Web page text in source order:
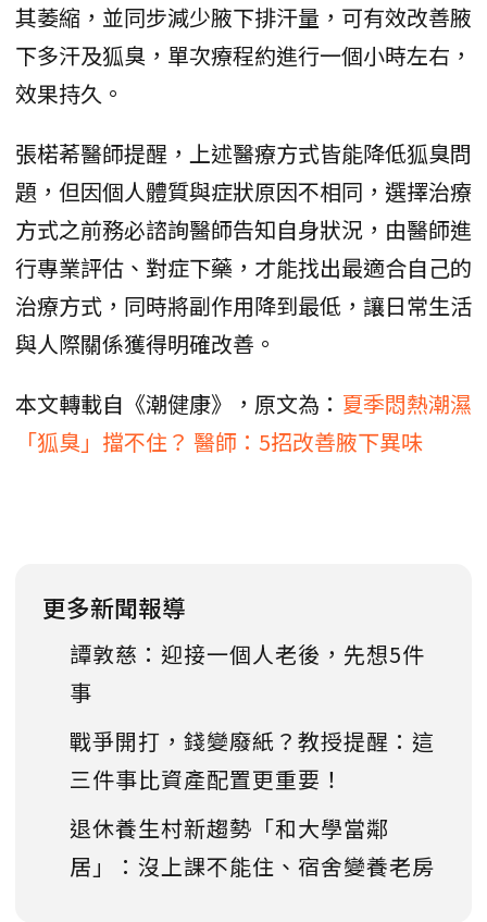
其萎縮，並同步減少腋下排汗量，可有效改善腋
下多汗及狐臭，單次療程約進行一個小時左右，
效果持久。
張楉莃醫師提醒，上述醫療方式皆能降低狐臭問
題，但因個人體質與症狀原因不相同，選擇治療
方式之前務必諮詢醫師告知自身狀況，由醫師進
行專業評估、對症下藥，才能找出最適合自己的
治療方式，同時將副作用降到最低，讓日常生活
與人際關係獲得明確改善。
本文轉載自《潮健康》，原文為： 夏季悶熱潮濕
「狐臭」擋不住？ 醫師：5招改善腋下異味
更多新聞報導
譚敦慈：迎接一個人老後，先想5件
事
戰爭開打，錢變廢紙？教授提醒：這
三件事比資產配置更重要！
退休養生村新趨勢「和大學當鄰
居」：沒上課不能住、宿舍變養老房